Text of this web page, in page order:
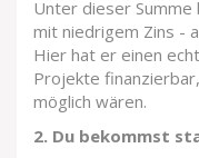
Unter dieser
mit niedrigem Zins -
Hier hat er einen
Projekte
möglich wären.
2. Du bekommst